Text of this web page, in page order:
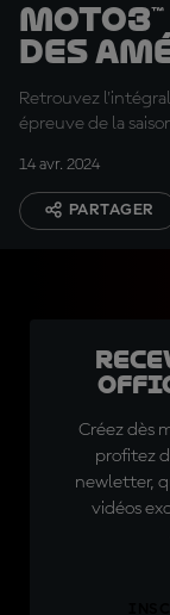
des
Retrouvez
épreuve de la
14 avr. 2024
PARTAGER
Créez dès
profitez
newletter,
vidéos